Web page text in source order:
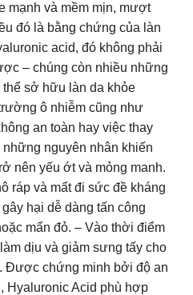
mạnh và mềm mịn, mượt
đó là bằng chứng của làn
acid, đó không phải
– chúng còn nhiều những
sở hữu làn da khỏe
ô nhiễm cũng như
an toàn hay việc thay
nguyên nhân khiến
nên yếu ớt và mỏng manh.
ráp và mất đi sức đề kháng
hại dễ dàng tấn công
mẩn đỏ. – Vào thời điểm
dịu và giảm sưng tấy cho
Được chứng minh bởi độ an
Hyaluronic Acid phù hợp